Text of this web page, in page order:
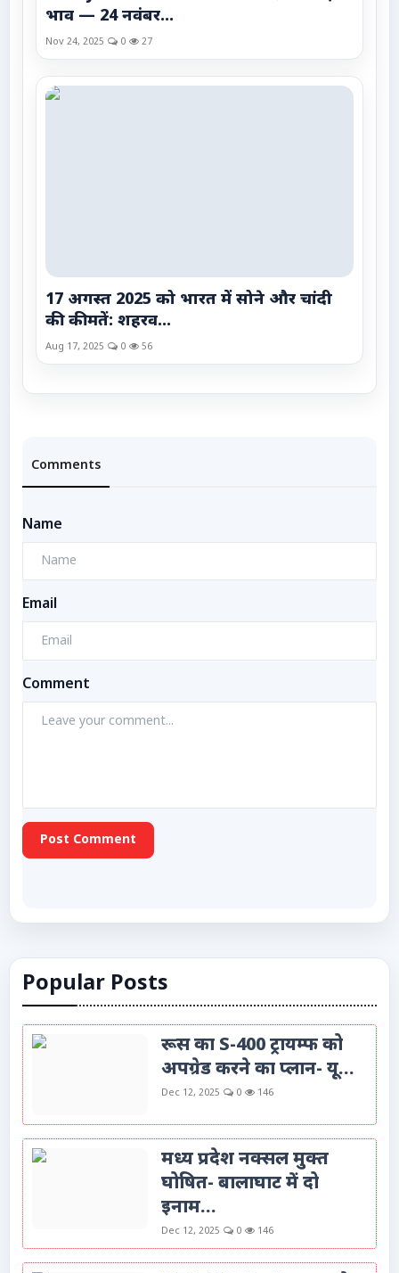
भाव — 24 नवंबर...
Nov 24, 2025 0 27
17 अगस्त 2025 को भारत में सोने और चांदी
की कीमतें: शहरव...
Aug 17, 2025 0 56
Comments
Name
Email
Comment
Post Comment
Popular Posts
रूस का S-400 ट्रायम्फ को
अपग्रेड करने का प्लान- यू...
Dec 12, 2025 0 146
मध्य प्रदेश नक्सल मुक्त
घोषित- बालाघाट में दो
इनाम...
Dec 12, 2025 0 146